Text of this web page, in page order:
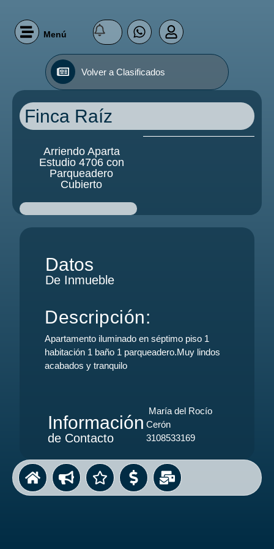
Menú
Volver aClasificados
Finca Raíz
Arriendo Aparta
Estudio 4706 con
Parqueadero
Cubierto
Datos
De Inmueble
Descripción:
Apartamento iluminado en séptimo piso 1
habitación 1 baño 1 parqueadero.Muy lindos
acabados y tranquilo
Información
de Contacto
María del Rocío
Cerón
3108533169